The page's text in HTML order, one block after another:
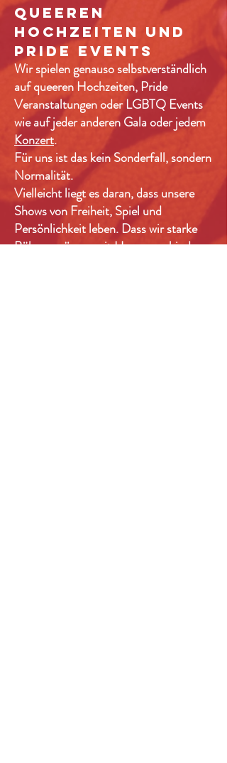
queeren
Hochzeiten und
Pride Events
Wir spielen genauso selbstverständlich
auf queeren Hochzeiten, Pride
Veranstaltungen oder LGBTQ Events
wie auf jeder anderen Gala oder jedem
Konzert.
Für uns ist das kein Sonderfall, sondern
Normalität.
Vielleicht liegt es daran, dass unsere
Shows von Freiheit, Spiel und
Persönlichkeit leben. Dass wir starke
Bühnenpräsenz mit Humor verbinden.